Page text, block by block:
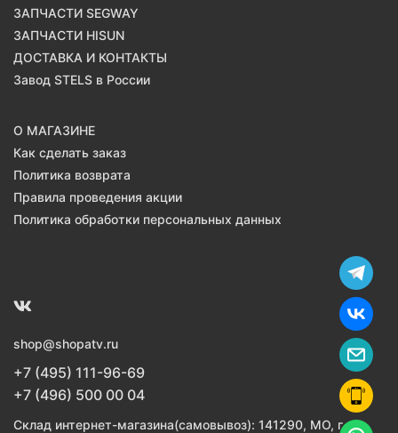
ЗАПЧАСТИ SEGWAY
ЗАПЧАСТИ HISUN
ДОСТАВКА И КОНТАКТЫ
Завод STELS в России
О МАГАЗИНЕ
Как сделать заказ
Политика возврата
Правила проведения акции
Политика обработки персональных данных
shop@shopatv.ru
+7 (495) 111-96-69
+7 (496) 500 00 04
Склад интернет-магазина(самовывоз): 141290, МО, г.